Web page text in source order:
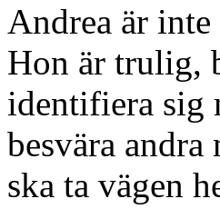
Andrea är
Hon är trulig,
identifiera sig
besvära
ska ta vägen